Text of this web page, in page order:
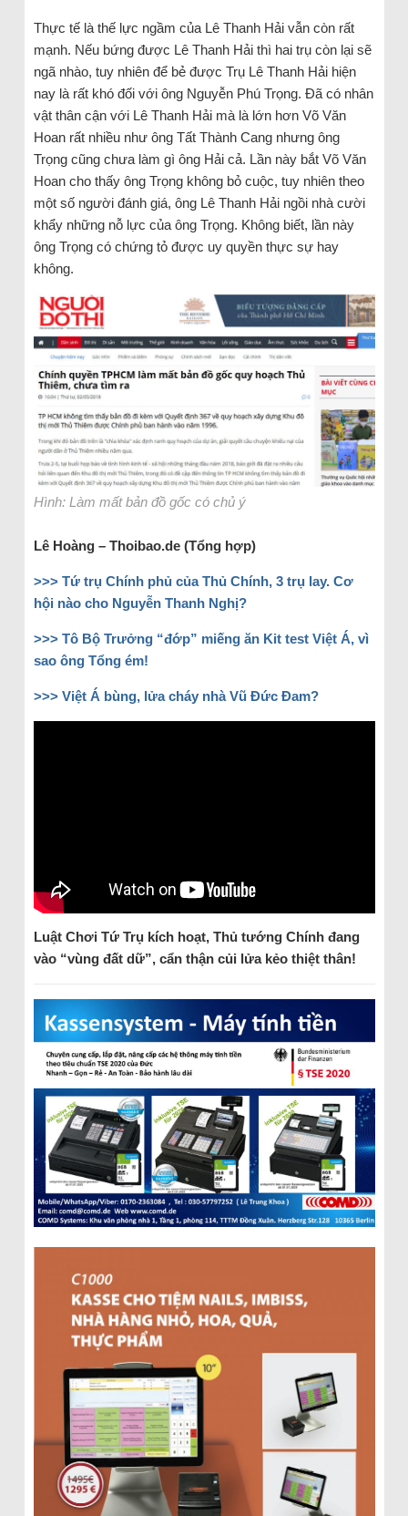
Thực tế là thế lực ngầm của Lê Thanh Hải vẫn còn rất
mạnh. Nếu bứng được Lê Thanh Hải thì hai trụ còn lại sẽ
ngã nhào, tuy nhiên để bẻ được Trụ Lê Thanh Hải hiện
nay là rất khó đối với ông Nguyễn Phú Trọng. Đã có nhân
vật thân cận với Lê Thanh Hải mà là lớn hơn Võ Văn
Hoan rất nhiều như ông Tất Thành Cang nhưng ông
Trọng cũng chưa làm gì ông Hải cả. Lần này bắt Võ Văn
Hoan cho thấy ông Trọng không bỏ cuộc, tuy nhiên theo
một số người đánh giá, ông Lê Thanh Hải ngồi nhà cười
khẩy những nỗ lực của ông Trọng. Không biết, lần này
ông Trọng có chứng tỏ được uy quyền thực sự hay
không.
Hình: Làm mất bản đồ gốc có chủ ý
Lê Hoàng – Thoibao.de (Tổng hợp)
>>> Tứ trụ Chính phủ của Thủ Chính, 3 trụ lay. Cơ
hội nào cho Nguyễn Thanh Nghị?
>>> Tô Bộ Trưởng “đớp” miếng ăn Kit test Việt Á, vì
sao ông Tổng ém!
>>> Việt Á bùng, lửa cháy nhà Vũ Đức Đam?
Luật Chơi Tứ Trụ kích hoạt, Thủ tướng Chính đang
vào “vùng đất dữ”, cẩn thận củi lửa kẻo thiệt thân!